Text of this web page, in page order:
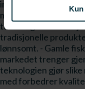
ingen is. På den
markedet rett og slett
teknologisk
tradisjonelle
lønnsomt. - Gamle
markedet trenger
teknologien gjør
med forbedrer